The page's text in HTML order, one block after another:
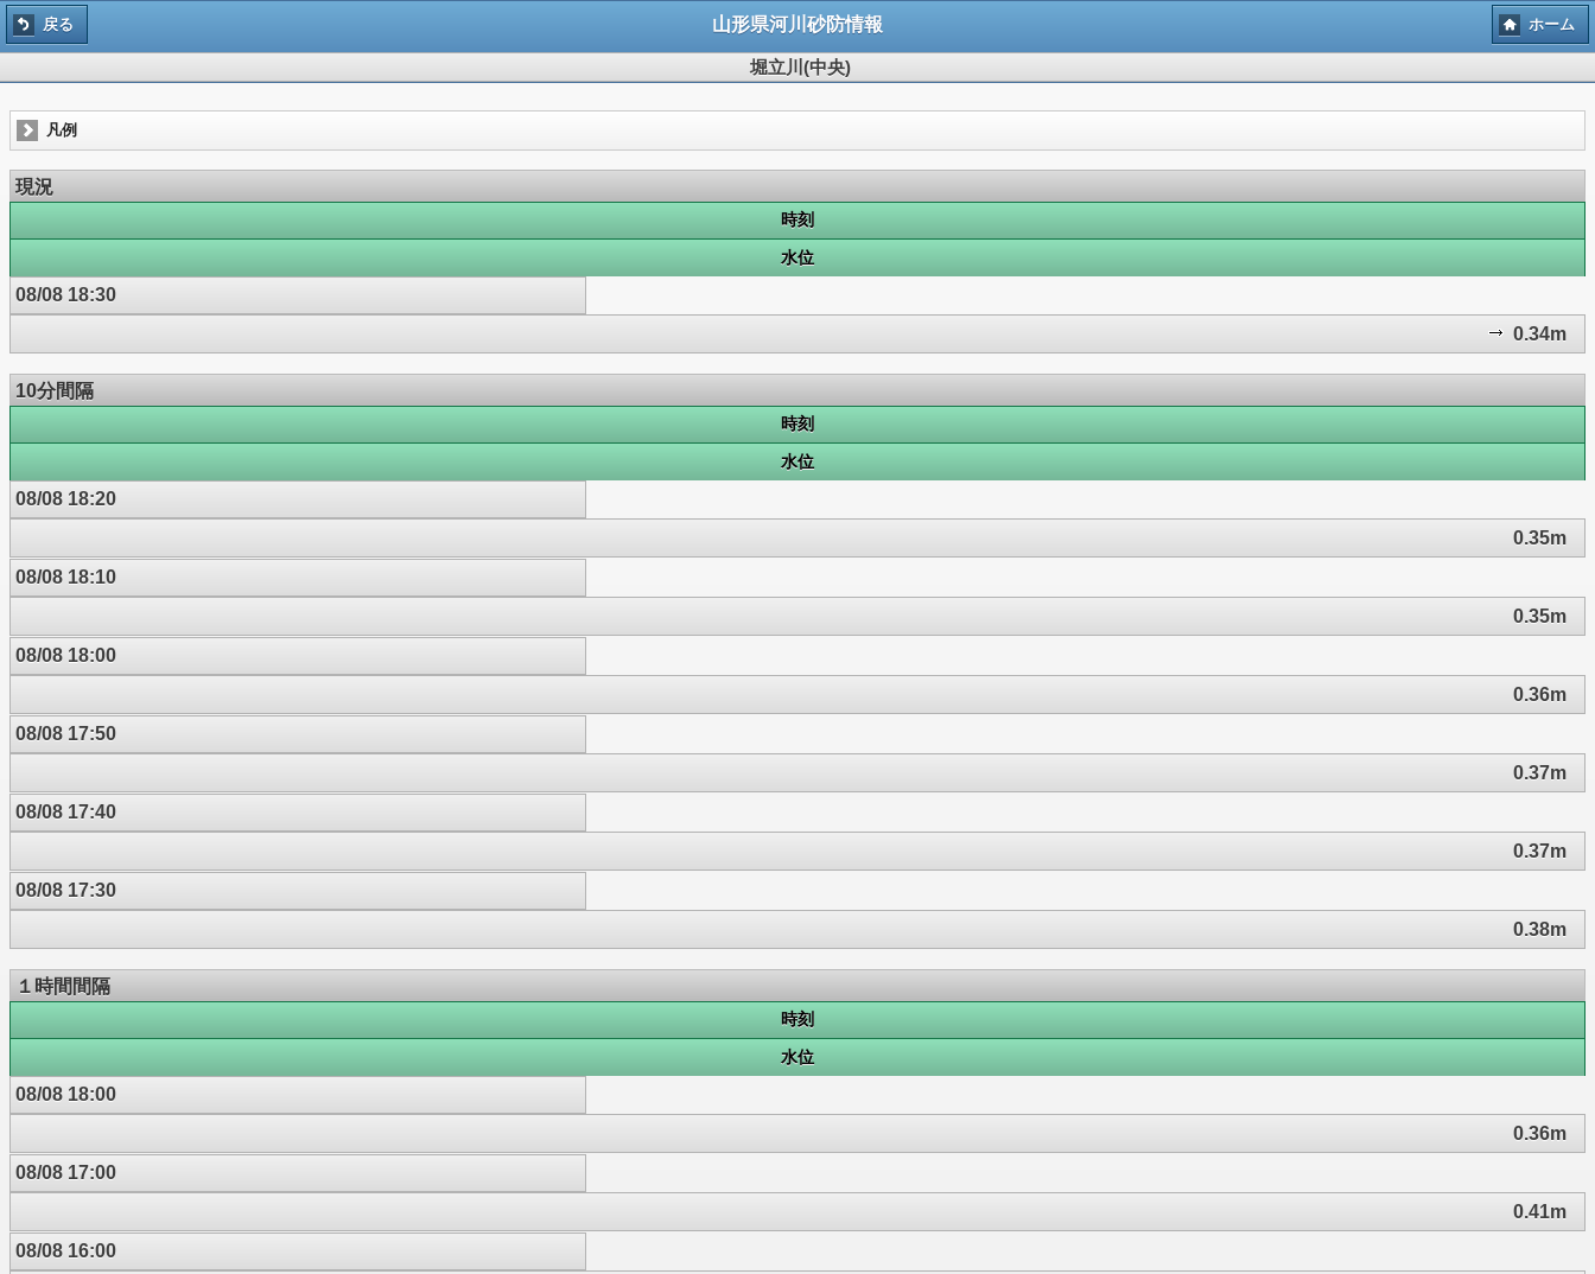
戻る 山形県河川砂防情報 ホーム
堀立川(中央)
凡例
現況
時刻
水位
08/08 18:30
0.34m
10分間隔
時刻
水位
08/08 18:20
0.35m
08/08 18:10
0.35m
08/08 18:00
0.36m
08/08 17:50
0.37m
08/08 17:40
0.37m
08/08 17:30
0.38m
１時間間隔
時刻
水位
08/08 18:00
0.36m
08/08 17:00
0.41m
08/08 16:00